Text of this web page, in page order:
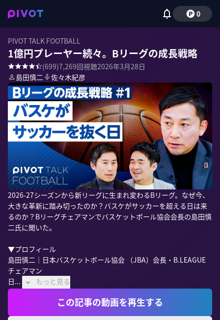
0
PIVOT TALK FOOTBALL
1億円プレーヤー続々。Bリーグの成長戦略
(699)7,269回視聴2026年3月28日
島田慎二
佐々木紀彦
2026-27シーズンから新リーグに生まれ変わるBリーグ。なぜ今、
大きな革新に踏み切ったのか？バスケがサッカーを超える日は来
るのか？Bリーグチェアマンでバスケットボール協会会長の島田慎
二氏に聞いた。
▼プロフィール
島田慎二｜日本バスケットボール協会 （JBA）会長・B.LEAGUE
チェアマン
日...
もっと見る
この記事の動画を再生する